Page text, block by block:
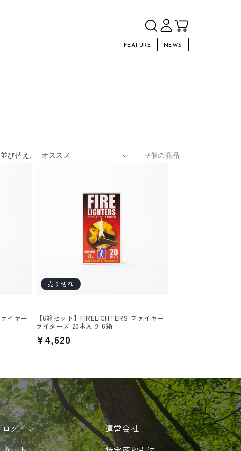
FEATURE NEWS
並び替え: 4個の商品
イヤー
売り切れ
【6箱セット】FIRELIGHTERS ファイヤー
ライターズ 20本入り 6箱
通
格
¥4,620
ログイン
運営会社